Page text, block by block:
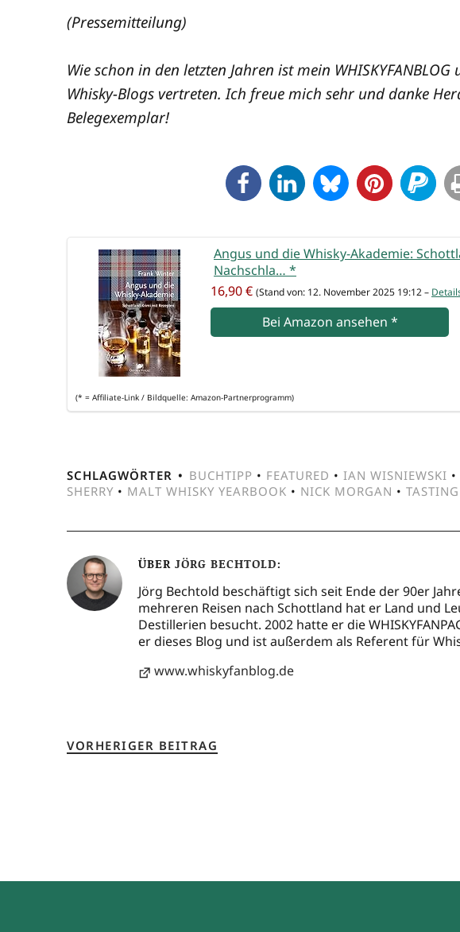
(Pres­se­mit­tei­lung)
Wie schon in den letz­ten Jah­ren ist mein
Whis­ky-Blogs ver­tre­ten. Ich freue mich sehr und dan­ke
Belegexemplar!
Angus und die Whis­ky-Aka­de­mie:
Nach­schla… *
16,90 € (Stand von: 12. Novem­ber 2025 19:12 –
Bei Ama­zon anse­hen *
(* = Affi­lia­te-Link / Bild­quel­le: Amazon-Partnerprogramm)
SCHLAGWÖRTER BUCHTIPP • FEATURED • IAN WISNIEWSKI •
SHERRY • MALT WHISKY YEARBOOK • NICK MORGAN •
ÜBER JÖRG BECHTOLD
Jörg Bechtold beschäftigt sich seit Ende der 90er
mehreren Reisen nach Schottland hat er Land und
Destillerien besucht. 2002 hatte er die
er dieses Blog und ist außerdem als Referent für
www.whiskyfanblog.de
VORHERIGER BEITRAG